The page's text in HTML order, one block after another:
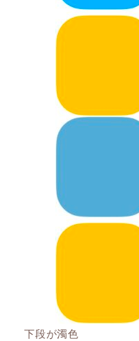
下段が濁色